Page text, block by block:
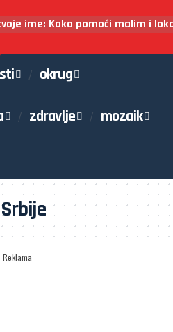
ime: Kako pomoći malim i
okrug
zdravlje mozaik
Reklama